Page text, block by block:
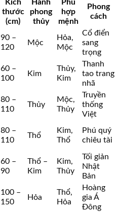
Kích
thước
(cm)
Hành
phong
thủy
Phù
hợp
mệnh
Phong
cách
90 –
120
Mộc
Hỏa,
Mộc
Cổ điển
sang
trọng
60 –
100
Kim
Thủy,
Kim
Thanh
tao trang
nhã
80 –
110
Thủy
Mộc,
Thủy
Truyền
thống
Việt
80 –
110
Thổ
Kim,
Thổ
Phú quý
chiêu tài
60 –
90
Thổ –
Kim
Kim,
Thủy
Tối giản
Nhật
Bản
100 –
150
Hỏa
Thổ,
Hỏa
Hoàng
gia Á
Đông